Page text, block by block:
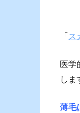
「 ス
医学
しま
薄毛